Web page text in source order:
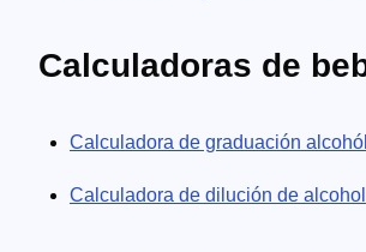
Calculadoras de
Calculadora de graduación
Calculadora de dilución de alcohol